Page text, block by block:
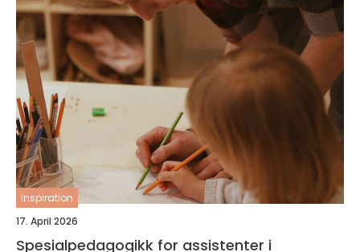
inspiration
17. April 2026
Spesialpedagogikk for assistenter i